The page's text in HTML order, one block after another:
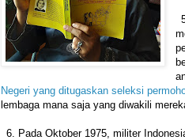
Negeri yang ditugaskan seleksi
lembaga mana saja yang diwakili
6.⁠ ⁠Pada Oktober 1975, militer